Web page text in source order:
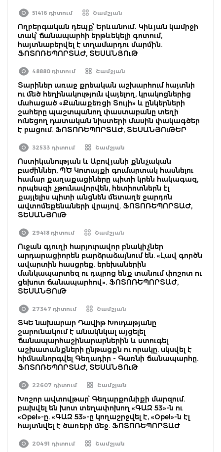
51416 դիտում Շամշյան
Ողբերգական դեպք՝ Երևանում․ Կիևյան կամրջի
տակ՝ ճանապարհի երթևեկելի գոտում,
հայտնաբերվել է տղամարդու մարմին.
ՖՈՏՈՌԵՊՈՐՏԱԺ, ՏԵՍԱՆՅՈւԹ
48880 դիտում Շամշյան
Տարիներ առաջ քրեական աշխարհում հայտնի
ու մեծ հեղինակություն վայելող, կրակոցներից
մահացած «Քանաքեռցի Տույի» և ընկերների
շահերը պաշտպանող փաստաբանը տեղի
ունեցող դատական նիստերի մասին փակագծեր
է բացում. ՖՈՏՈՌԵՊՈՐՏԱԺ, ՏԵՍԱՆՅՈւԹԵՐ
32533 դիտում Շամշյան
Ոստիկանության և Աբովյանի քննչական
բաժիններ, ՊԾ Կոտայքի գումարտակ հասնելու
համար քաղաքացիները պիտի կրեն հակագազ,
որպեսզի չթունավորվեն, հետիոտներն էլ
քայլելիս պիտի անցնեն մետաղե ջարդոն
ավտոմեքենաների վրայով. ՖՈՏՈՌԵՊՈՐՏԱԺ,
ՏԵՍԱՆՅՈւԹ
29418 դիտում Շամշյան
Ուջան գյուղի հարյուրավոր բնակիչներ
արդարացիորեն բարձրաձայնում են. «Լավ գործն
ավարտին հասցրեք. երեխաներին
մանկապարտեզ ու դպրոց ենք տանում փոշոտ ու
ցեխոտ ճանապարհով». ՖՈՏՈՌԵՊՈՐՏԱԺ,
ՏԵՍԱՆՅՈւԹ
27347 դիտում Շամշյան
ՏԿԵ նախարար Դավիթ Խուդաթյանը
շարունակում է անակնկալ այցելել
ճանապարհաշինարարներին և ստուգել
աշխատանքների ընթացքն ու որակը. սկսվել է
հիմնանորգվել Գեղադիր - Գառնի ճանապարհը.
ՖՈՏՈՌԵՊՈՐՏԱԺ, ՏԵՍԱՆՅՈւԹ
22607 դիտում Շամշյան
Խոշոր ավտովթար՝ Գեղարքունիքի մարզում.
բախվել են խոտ տեղափոխող «ԳԱԶ 53»-ն ու
«Opel»-ը. «ԳԱԶ 53»-ը կողաշրջվել է, «Opel»-ն էլ
հայտնվել է ծառերի մեջ. ՖՈՏՈՌԵՊՈՐՏԱԺ
20491 դիտում Շամշյան